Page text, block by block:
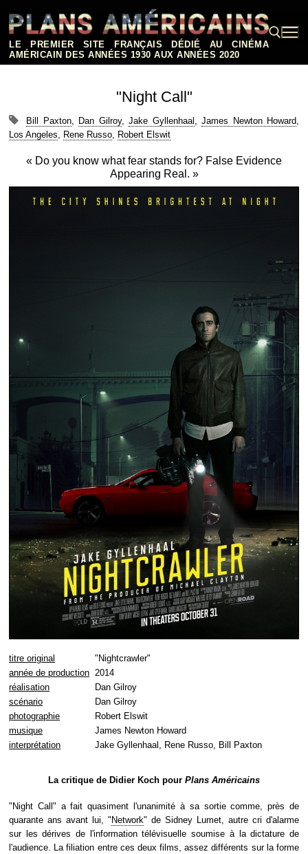
contenu
LE PREMIER SITE FRANÇAIS DÉDIÉ AU CINÉMA
AMÉRICAIN DES ANNÉES 1930 AUX ANNÉES 2020
"Night Call"
Bill Paxton, Dan Gilroy,Jake Gyllenhaal ,James Newton Howard,
Los Angeles, Rene Russo, Robert Elswit
« Do you know what fear stands for? False Evidence
Appearing Real. »
titre original
"Nightcrawler"
année de production 2014
réalisation
Dan Gilroy
scénario
Dan Gilroy
photographie
Robert Elswit
musique
James Newton Howard
interprétation
Jake Gyllenhaal, Rene Russo, Bill Paxton
La critique de Didier Koch pour Plans Américains
"Night Call" a fait quasiment l'unanimité à sa sortie comme, près de
quarante ans avant lui, " Network" de Sidney Lumet, autre cri d'alarme
sur les dérives de l'information télévisuelle soumise à la dictature de
l'audience. La filiation entre ces deux films, assez différents sur la forme